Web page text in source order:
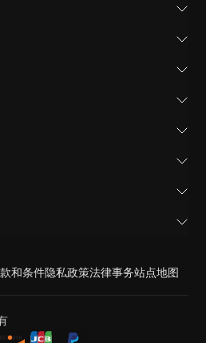
和条件隐私政策法律事务站点地图